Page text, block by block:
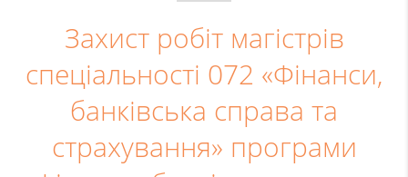
Захист робіт магістрів
спеціальності 072 «Фінанси,
банківська справа та
страхування» програми